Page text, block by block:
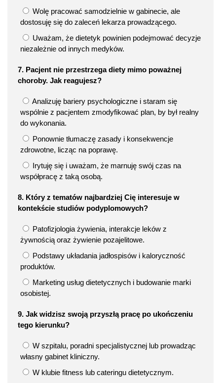
Wolę pracować samodzielnie w gabinecie, ale
dostosuję się do zaleceń lekarza prowadzącego.
Uważam, że dietetyk powinien podejmować decyzje
niezależnie od innych medyków.
7. Pacjent nie przestrzega diety mimo poważnej
choroby. Jak reagujesz?
Analizuję bariery psychologiczne i staram się
wspólnie z pacjentem zmodyfikować plan, by był realny
do wykonania.
Ponownie tłumaczę zasady i konsekwencje
zdrowotne, licząc na poprawę.
Irytuję się i uważam, że marnuję swój czas na
współpracę z taką osobą.
8. Który z tematów najbardziej Cię interesuje w
kontekście studiów podyplomowych?
Patofizjologia żywienia, interakcje leków z
żywnością oraz żywienie pozajelitowe.
Podstawy układania jadłospisów i kaloryczność
produktów.
Marketing usług dietetycznych i budowanie marki
osobistej.
9. Jak widzisz swoją przyszłą pracę po ukończeniu
tego kierunku?
W szpitalu, poradni specjalistycznej lub prowadząc
własny gabinet kliniczny.
W klubie fitness lub cateringu dietetycznym.